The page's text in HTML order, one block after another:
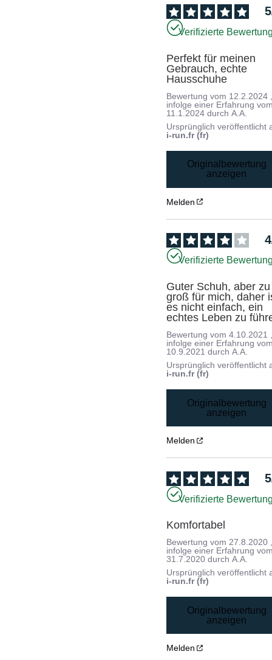
5
Verifizierte
Perfekt für meinen
Gebrauch, echte
Hausschuhe
Bewertung vom 12.2.2024
infolge einer Erfahrung
11.1.2024 durchA.A.
Ursprünglich veröffentlicht
i-run.fr (fr)
Originalbewertung
anzeigen
Melden
4
Verifizierte
Guter Schuh, aber zu
groß für mich, daher
es nicht einfach, ein
echtes Leben zu
Bewertung vom4.10.2021
infolge einer Erfahrung
10.9.2021 durchA.A.
Ursprünglich veröffentlicht
i-run.fr (fr)
Originalbewertung
anzeigen
Melden
5
Verifizierte
Komfortabel
Bewertung vom27.8.2020
infolge einer Erfahrung
31.7.2020 durchA.A.
Ursprünglich veröffentlicht
i-run.fr (fr)
Originalbewertung
anzeigen
Melden